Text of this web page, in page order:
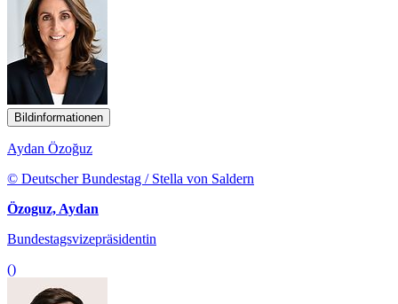
Bildinformationen
Aydan Özoğuz
© Deutscher Bundestag / Stella von Saldern
Özoguz, Aydan
Bundestagsvizepräsidentin
()